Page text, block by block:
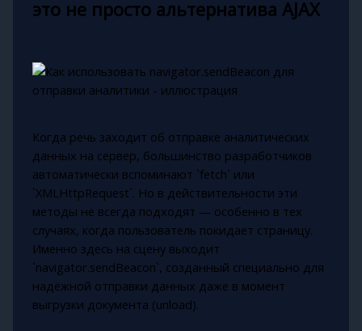
это не просто альтернатива AJAX
Когда речь заходит об отправке аналитических
данных на сервер, большинство разработчиков
автоматически вспоминают `fetch` или
`XMLHttpRequest`. Но в действительности эти
методы не всегда подходят — особенно в тех
случаях, когда пользователь покидает страницу.
Именно здесь на сцену выходит
`navigator.sendBeacon`, созданный специально для
надёжной отправки данных даже в момент
выгрузки документа (unload).